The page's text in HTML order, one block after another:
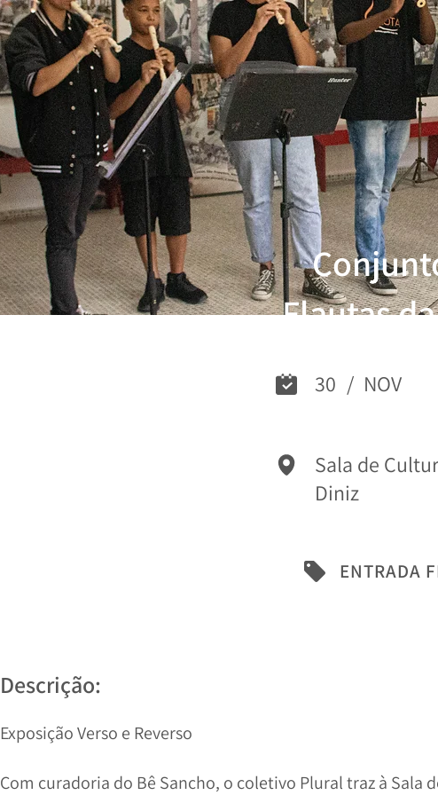
Flautas
30 / NOV
Sala de
Diniz
ENTRADA
Descrição:
Exposição Verso e Reverso
Com curadoria do Bê Sancho, o coletivo Plural traz à Sala